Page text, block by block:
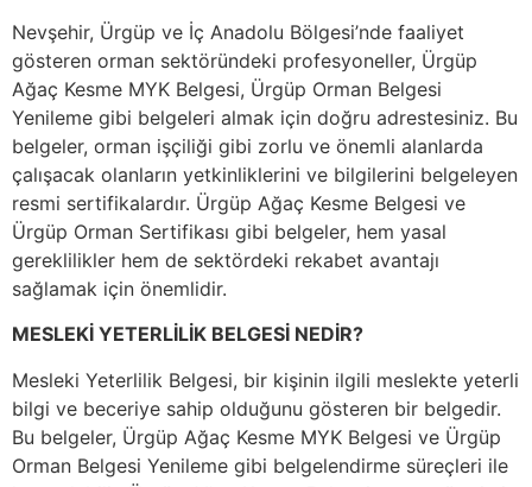
Nevşehir, Ürgüp ve İç Anadolu Bölgesi’nde faaliyet
gösteren orman sektöründeki profesyoneller, Ürgüp
Ağaç Kesme MYK Belgesi, Ürgüp Orman Belgesi
Yenileme gibi belgeleri almak için doğru adrestesiniz. Bu
belgeler, orman işçiliği gibi zorlu ve önemli alanlarda
çalışacak olanların yetkinliklerini ve bilgilerini belgeleyen
resmi sertifikalardır. Ürgüp Ağaç Kesme Belgesi ve
Ürgüp Orman Sertifikası gibi belgeler, hem yasal
gereklilikler hem de sektördeki rekabet avantajı
sağlamak için önemlidir.
MESLEKİ YETERLİLİK BELGESİ NEDİR?
Mesleki Yeterlilik Belgesi, bir kişinin ilgili meslekte yeterli
bilgi ve beceriye sahip olduğunu gösteren bir belgedir.
Bu belgeler, Ürgüp Ağaç Kesme MYK Belgesi ve Ürgüp
Orman Belgesi Yenileme gibi belgelendirme süreçleri ile